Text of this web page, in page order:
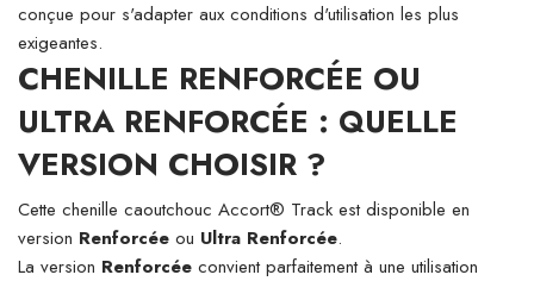
conçue pour s'adapter aux conditions d'utilisation les plus
exigeantes.
CHENILLE RENFORCÉE OU
ULTRA RENFORCÉE : QUELLE
VERSION CHOISIR ?
Cette chenille caoutchouc Accort® Track est disponible en
version Renforcée ou Ultra Renforcée.
La version Renforcée convient parfaitement à une utilisation